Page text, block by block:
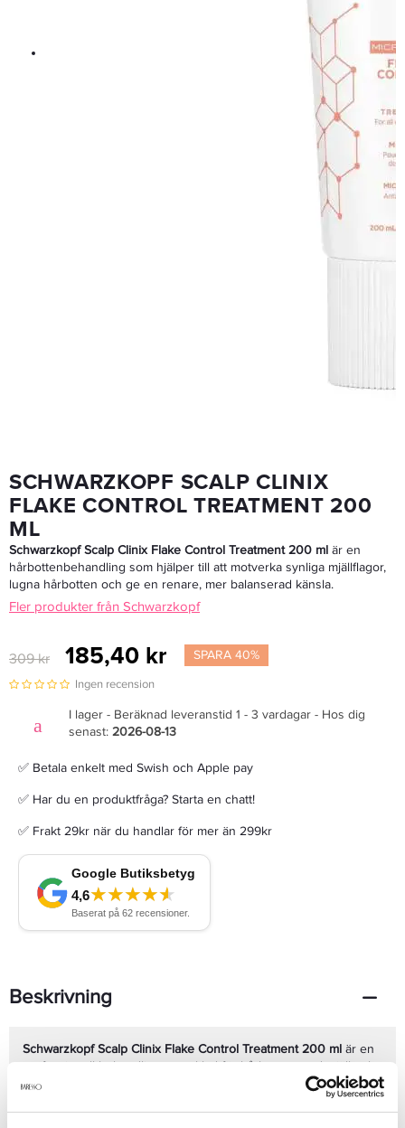
SCHWARZKOPF SCALP CLINIX
FLAKE CONTROL TREATMENT 200
ML
Schwarzkopf Scalp Clinix Flake Control Treatment 200 ml är en
hårbottenbehandling som hjälper till att motverka synliga mjällflagor,
lugna hårbotten och ge en renare, mer balanserad känsla.
Fler produkter från Schwarzkopf
309 kr 185,40 kr SPARA 40%
Ingen recension
I lager - Beräknad leveranstid 1 - 3 vardagar - Hos dig
senast: 2026-08-13
✅ Betala enkelt med Swish och Apple pay
✅ Har du en produktfråga? Starta en chatt!
✅ Frakt 29kr när du handlar för mer än 299kr
Beskrivning
Schwarzkopf Scalp Clinix Flake Control Treatment 200 ml är en
professionell behandling utvecklad för hårbotten med mjäll och
synliga flagor. Formulan hjälper till att balansera hårbotten,
reducera synliga mjällflagor och ge en fräschare känsla efter
användning.